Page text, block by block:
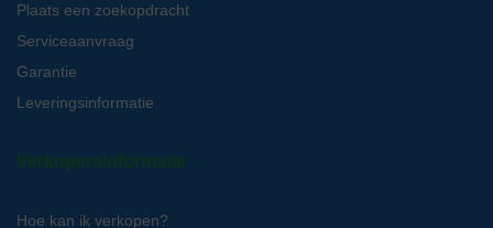
Plaats een zoekopdracht
Serviceaanvraag
Garantie
Leveringsinformatie
Verkopersinformatie
Hoe kan ik verkopen?